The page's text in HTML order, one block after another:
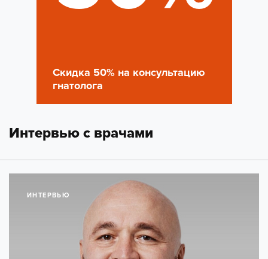
Скидка 50% на консультацию
гнатолога
Интервью с врачами
ИНТЕРВЬЮ